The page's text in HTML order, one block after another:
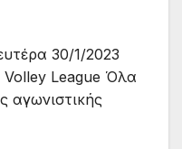
30/1/2023
League Όλα
αγωνιστικής